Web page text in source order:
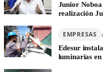
Junior
realización
EMPRESAS
Edesur
luminarias en